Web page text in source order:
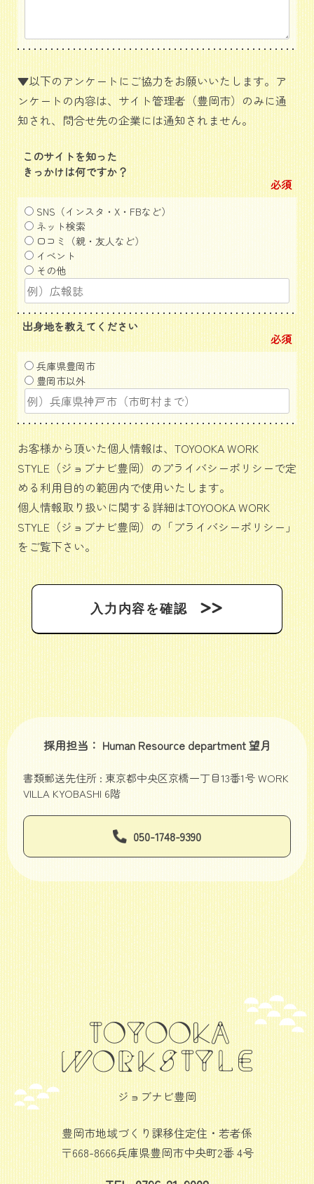
▼以下のアンケートにご協力をお願いいたします。ア
ンケートの内容は、サイト管理者（豊岡市）のみに通
知され、問合せ先の企業には通知されません。
このサイトを知った
きっかけは何ですか？
必須
SNS（インスタ・X・FBなど）
ネット検索
口コミ（親・友人など）
イベント
その他
出身地を教えてください
必須
兵庫県豊岡市
豊岡市以外
お客様から頂いた個人情報は、TOYOOKA WORK
STYLE（ジョブナビ豊岡）のプライバシーポリシーで定
める利用目的の範囲内で使用いたします。
個人情報取り扱いに関する詳細はTOYOOKA WORK
STYLE（ジョブナビ豊岡）の「プライバシーポリシー」
をご覧下さい。
採用担当： Human Resource department 望月
書類郵送先住所 : 東京都中央区京橋一丁目13番1号 WORK
VILLA KYOBASHI 6階
050-1748-9390
ジョブナビ豊岡
豊岡市地域づくり課移住定住・若者係
〒668-8666兵庫県豊岡市中央町2番 4号